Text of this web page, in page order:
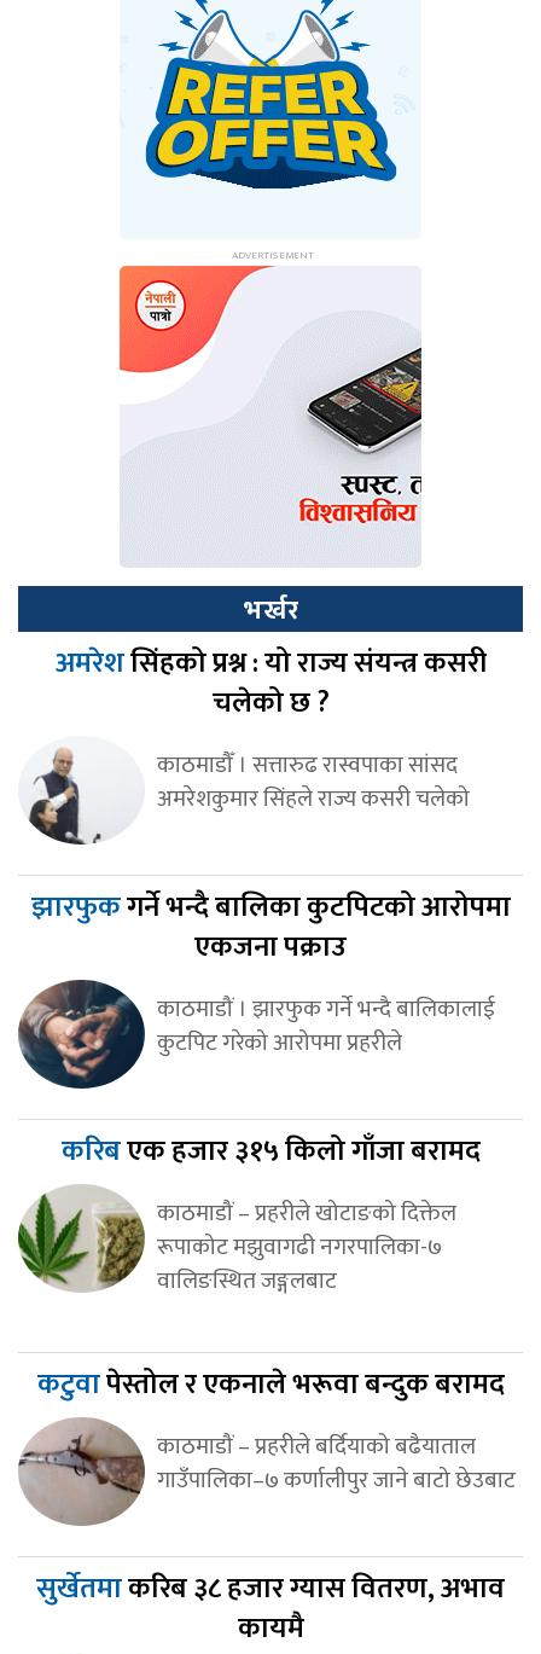
भर्खर
अमरेशसिंहको प्रश्न : यो राज्य संयन्त्र कसरी
चलेको छ ?
काठमाडौँ । सत्तारुढ रास्वपाका सांसद
अमरेशकुमार सिंहले राज्य कसरी चलेको
झारफुकगर्ने भन्दै बालिका कुटपिटको आरोपमा
एकजना पक्राउ
काठमाडौं । झारफुक गर्ने भन्दै बालिकालाई
कुटपिट गरेको आरोपमा प्रहरीले
करिबएक हजार ३१५ किलो गाँजा बरामद
काठमाडौं – प्रहरीले खोटाङको दिक्तेल
रूपाकोट मझुवागढी नगरपालिका-७
वालिङस्थित जङ्गलबाट
कटुवापेस्तोल र एकनाले भरूवा बन्दुक बरामद
काठमाडौं – प्रहरीले बर्दियाको बढैयाताल
गाउँपालिका–७ कर्णालीपुर जाने बाटो छेउबाट
सुर्खेतमाकरिब ३८ हजार ग्यास वितरण, अभाव
कायमै